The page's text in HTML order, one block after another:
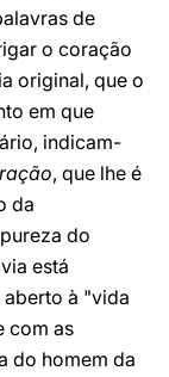
de
o coração
original, que o
em que
indicam-
, que lhe é
da
do
está
à "vida
com as
do homem da